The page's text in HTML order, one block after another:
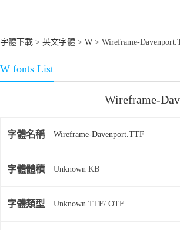
字體下載 > 英文字體 > W > Wireframe-
W fonts List
Wireframe-
字體名稱 Wireframe-Davenport.TTF
字體體積 Unknown KB
字體類型 Unknown.TTF/.OTF